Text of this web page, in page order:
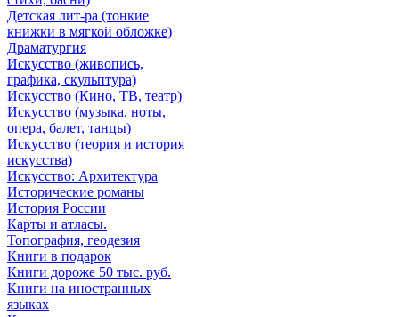
Детская лит-ра (тонкие
книжки в мягкой обложке)
Драматургия
Искусствo (живопись,
графика, скульптура)
Искусствo (Кино, ТВ, театр)
Искусствo (музыка, ноты,
опера, балет, танцы)
Искусствo (теория и история
искусства)
Искусство: Архитектура
Исторические романы
История России
Карты и атласы.
Топография, геодезия
Книги в подарок
Книги дороже 50 тыс. руб.
Книги на иностранных
языках